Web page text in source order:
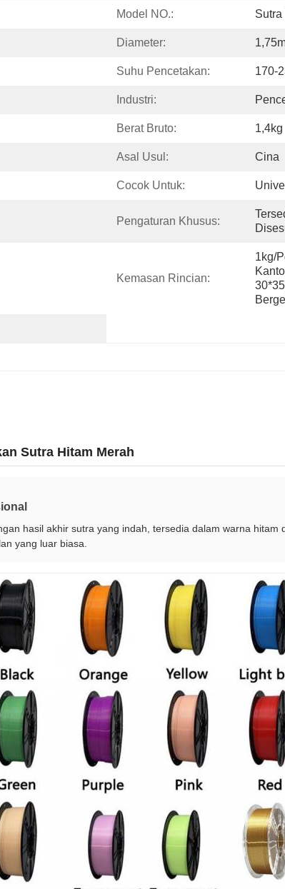
Model NO.: Sutra
Diameter:
Suhu Pencetakan: 170-
Industri:
Berat Bruto: 1,4kg
Asal Usul: Cina
Cocok Untuk:
Pengaturan Khusus:
Kemasan Rincian:
1kg/
Sutra Hitam Merah
hasil akhir sutra yang indah, tersedia dalam warna
yang luar biasa.